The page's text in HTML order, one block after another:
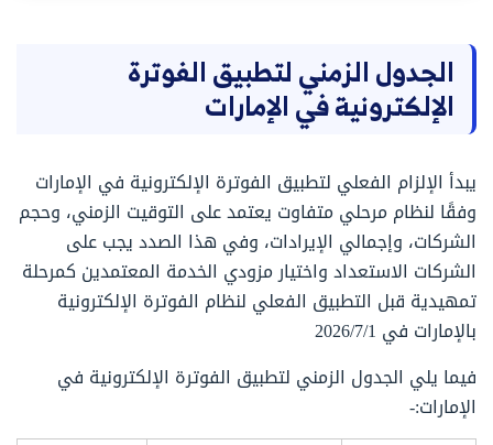
الجدول الزمني لتطبيق الفوترة
الإلكترونية في الإمارات
يبدأ الإلزام الفعلي لتطبيق الفوترة الإلكترونية في الإمارات
وفقًا لنظام مرحلي متفاوت يعتمد على التوقيت الزمني، وحجم
الشركات، وإجمالي الإيرادات، وفي هذا الصدد يجب على
الشركات الاستعداد واختيار مزودي الخدمة المعتمدين كمرحلة
تمهيدية قبل التطبيق الفعلي لنظام الفوترة الإلكترونية
بالإمارات في 2026/7/1
فيما يلي الجدول الزمني لتطبيق الفوترة الإلكترونية في
الإمارات:-